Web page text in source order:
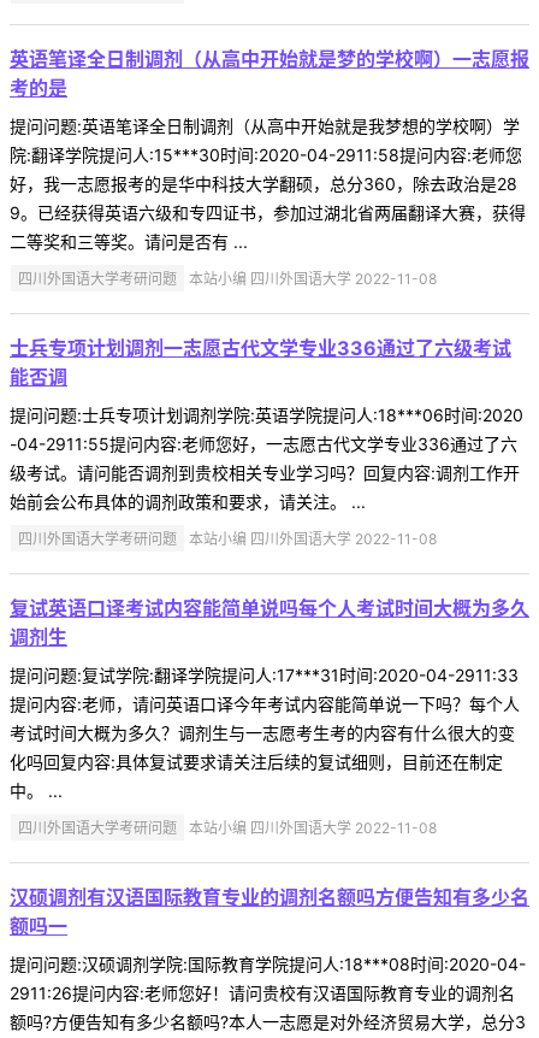
英语笔译全日制调剂（从高中开始就是梦的学校啊）一志愿报
考的是
提问问题:英语笔译全日制调剂（从高中开始就是我梦想的学校啊）学
院:翻译学院提问人:15***30时间:2020-04-2911:58提问内容:老师您
好，我一志愿报考的是华中科技大学翻硕，总分360，除去政治是28
9。已经获得英语六级和专四证书，参加过湖北省两届翻译大赛，获得
二等奖和三等奖。请问是否有 ...
四川外国语大学考研问题 本站小编 四川外国语大学 2022-11-08
士兵专项计划调剂一志愿古代文学专业336通过了六级考试
能否调
提问问题:士兵专项计划调剂学院:英语学院提问人:18***06时间:2020
-04-2911:55提问内容:老师您好，一志愿古代文学专业336通过了六
级考试。请问能否调剂到贵校相关专业学习吗？回复内容:调剂工作开
始前会公布具体的调剂政策和要求，请关注。 ...
四川外国语大学考研问题 本站小编 四川外国语大学 2022-11-08
复试英语口译考试内容能简单说吗每个人考试时间大概为多久
调剂生
提问问题:复试学院:翻译学院提问人:17***31时间:2020-04-2911:33
提问内容:老师，请问英语口译今年考试内容能简单说一下吗？每个人
考试时间大概为多久？调剂生与一志愿考生考的内容有什么很大的变
化吗回复内容:具体复试要求请关注后续的复试细则，目前还在制定
中。 ...
四川外国语大学考研问题 本站小编 四川外国语大学 2022-11-08
汉硕调剂有汉语国际教育专业的调剂名额吗方便告知有多少名
额吗一
提问问题:汉硕调剂学院:国际教育学院提问人:18***08时间:2020-04-
2911:26提问内容:老师您好！请问贵校有汉语国际教育专业的调剂名
额吗?方便告知有多少名额吗?本人一志愿是对外经济贸易大学，总分3